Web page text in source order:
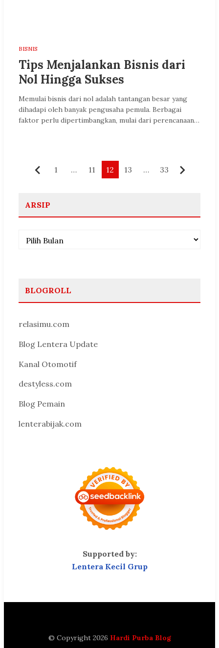
BISNIS
Tips Menjalankan Bisnis dari
Nol Hingga Sukses
Memulai bisnis dari nol adalah tantangan besar yang
dihadapi oleh banyak pengusaha pemula. Berbagai
faktor perlu dipertimbangkan, mulai dari perencanaan…
PaginasiSebelumnya
1 … 11 12 13 … 33
ARSIP
Arsip
BLOGROLL
relasimu.com
Blog Lentera Update
Kanal Otomotif
destyless.com
Blog Pemain
lenterabijak.com
Supported by:
Lentera Kecil Grup
© Copyright 2026 Hardi Purba Blog